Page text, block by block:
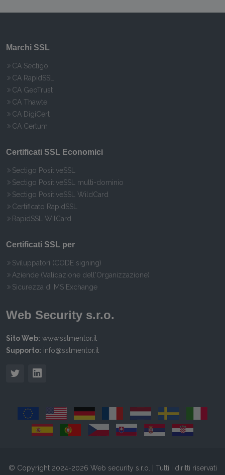
Marchi SSL
CA Sectigo
CA RapidSSL
CA GeoTrust
CA Thawte
CA DigiCert
CA Certum
Certificati SSL Economici
Sectigo PositiveSSL
Sectigo PositiveSSL multi-dominio
Sectigo PositiveSSL WildCard
Certificato RapidSSL
RapidSSL WilCard
Certificati SSL per
Sviluppatori (CODE signing)
Aziende (Validazione dell'Organizzazione)
Sicurezza di MS Exchange
Web Security s.r.o.
Sito Web: www.sslmentor.it
Supporto: info@sslmentor.it
© Copyright 2024-2026 Web security s.r.o. | Tutti i diritti riservati